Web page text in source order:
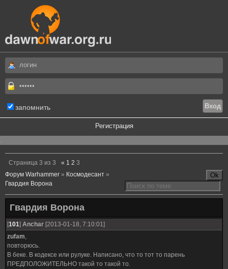
запомнить
Регистрация
.
Страница 3 из 3 « 1 2 3
Форум Warhammer » Космодесант »
Гвардия Ворона
Гвардия Ворона
[101] Anchar [2013-01-18, 7:10:01]
zufam,
повторюсь.
В беке. В кодексе или рулуке. Написано, что то тот то парень
ПРЕДПОЛОЖИТЕЛЬНО такой то такой то.